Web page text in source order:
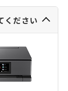
ください